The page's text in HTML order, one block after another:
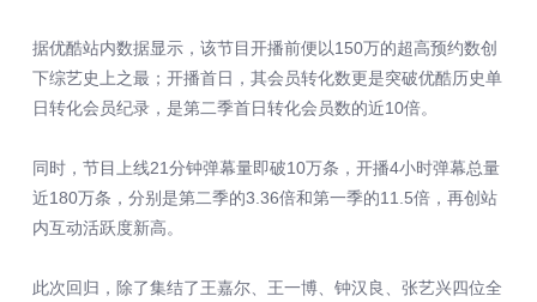
据优酷站内数据显示，该节目开播前便以150万的超高预约数创
下综艺史上之最；开播首日，其会员转化数更是突破优酷历史单
日转化会员纪录，是第二季首日转化会员数的近10倍。
同时，节目上线21分钟弹幕量即破10万条，开播4小时弹幕总量
近180万条，分别是第二季的3.36倍和第一季的11.5倍，再创站
内互动活跃度新高。
此次回归，除了集结了王嘉尔、王一博、钟汉良、张艺兴四位全